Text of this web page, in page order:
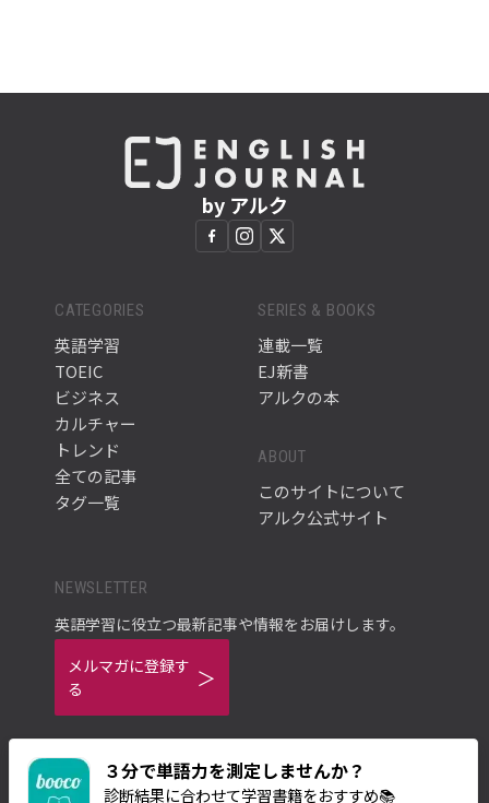
３分で単語力を測定しませんか？
診断結果に合わせて学習書籍をおすすめ📚
by アルク
CATEGORIES
英語学習
TOEIC
ビジネス
カルチャー
トレンド
全ての記事
タグ一覧
SERIES & BOOKS
連載一覧
EJ新書
アルクの本
ABOUT
このサイトについて
アルク公式サイト
NEWSLETTER
英語学習に役立つ最新記事や情報をお届けします。
メルマガに登録す
る